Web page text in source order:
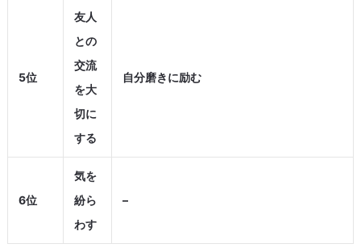
5位
友人
との
交流
を大
切に
する
自分磨きに励む
6位
気を
紛ら
わす
–